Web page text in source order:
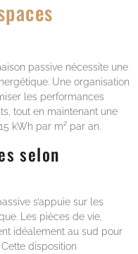
passive nécessite une
Une organisation
les performances
tout en maintenant une
kWh par m² par an.
selon
s’appuie sur les
Les pièces de vie,
idéalement au sud pour
disposition